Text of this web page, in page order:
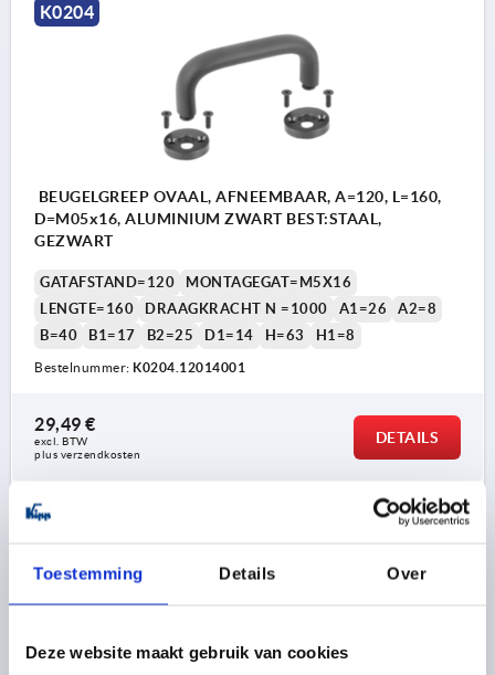
Toestemming Details Over
Deze website maakt gebruik van cookies
K0204
BEUGELGREEP OVAAL, AFNEEMBAAR, A=120, L=160,
D=M05x16, ALUMINIUM ZWART BEST:STAAL,
GEZWART
GATAFSTAND=120
MONTAGEGAT=M5X16
LENGTE=160
DRAAGKRACHT N =1000 A1=26
A2=8
B=40
B1=17 B2=25 D1=14 H=63 H1=8
Bestelnummer: K0204.12014001
29,49 €
excl. BTW
plus verzendkosten
DETAILS
K0204